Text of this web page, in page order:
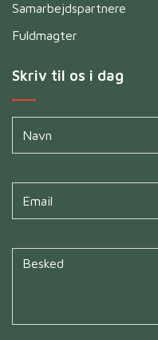
Samarbejdspartnere
Fuldmagter
Skriv til os i dag